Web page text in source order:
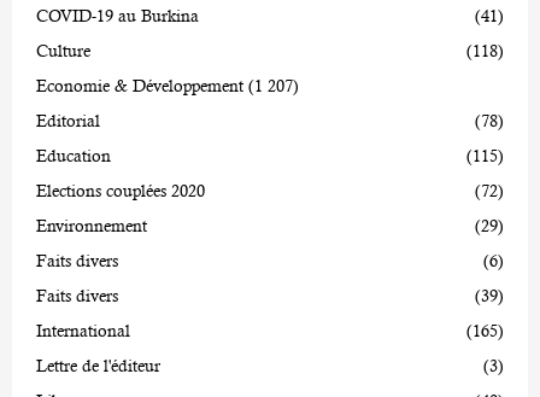
COVID-19 au Burkina
(41)
Culture
(118)
Economie & Développement (1 207)
Editorial
(78)
Education
(115)
Elections couplées 2020
(72)
Environnement
(29)
Faits divers
(6)
Faits divers
(39)
International
(165)
Lettre de l'éditeur
(3)